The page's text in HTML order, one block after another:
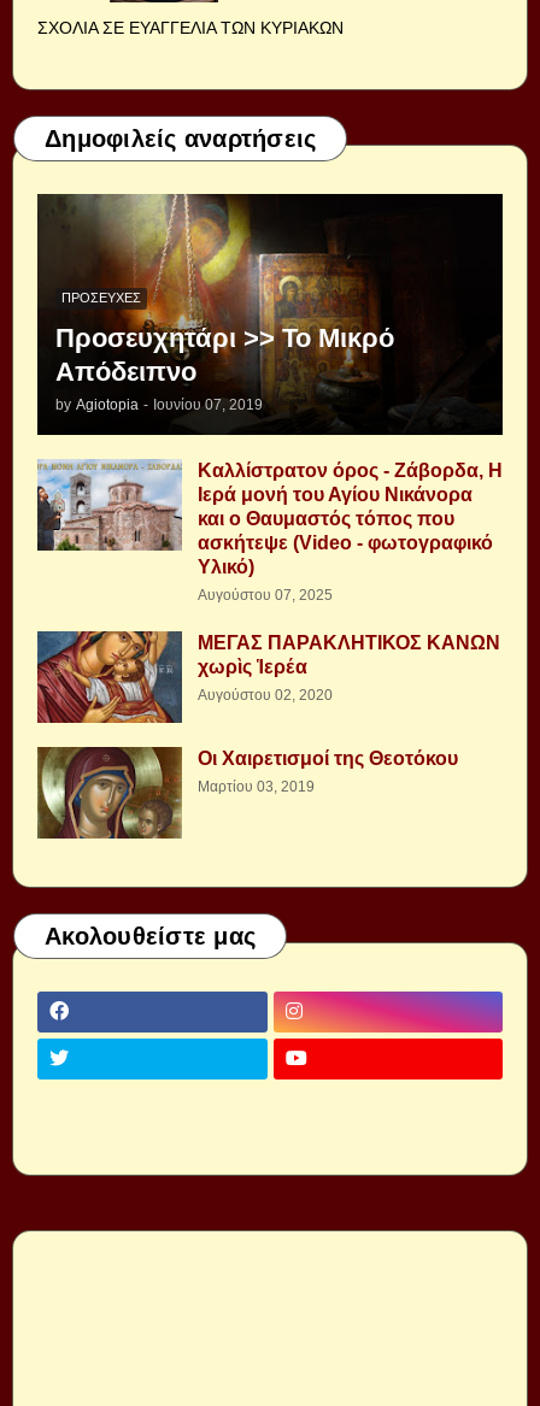
ΣΧΟΛΙΑ ΣΕ ΕΥΑΓΓΕΛΙΑ ΤΩΝ ΚΥΡΙΑΚΩΝ
Δημοφιλείς αναρτήσεις
ΠΡΟΣΕΥΧΈΣ
Προσευχητάρι >> Το Μικρό
Απόδειπνο
by Agiotopia - Ιουνίου 07, 2019
Καλλίστρατον όρος - Ζάβορδα, Η
Ιερά μονή του Αγίου Νικάνορα
και ο Θαυμαστός τόπος που
ασκήτεψε (Video - φωτογραφικό
Υλικό)
Αυγούστου 07, 2025
ΜΕΓΑΣ ΠΑΡΑΚΛΗΤΙΚΟΣ ΚΑΝΩΝ
χωρὶς Ἱερέα
Αυγούστου 02, 2020
Οι Χαιρετισμοί της Θεοτόκου
Μαρτίου 03, 2019
Ακολουθείστε μας